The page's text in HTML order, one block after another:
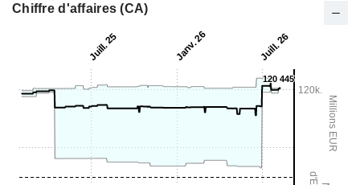
Chiffre d'affaires (CA)